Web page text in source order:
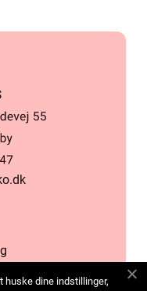
huske dine indstillinger,